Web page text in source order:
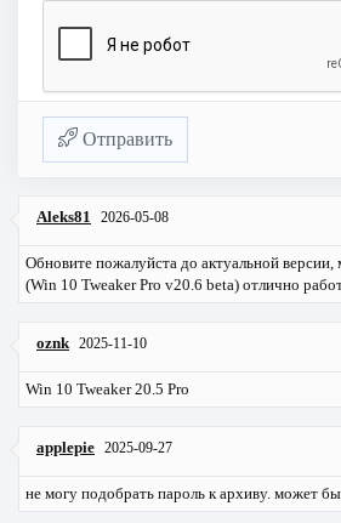
Отправить
Aleks81 2026-05-08
Обновите пожалуйста до актуальной
(Win 10 Tweaker Pro v20.6 beta) отлично
oznk 2025-11-10
Win 10 Tweaker 20.5 Pro
applepie 2025-09-27
не могу подобрать пароль к архиву. может